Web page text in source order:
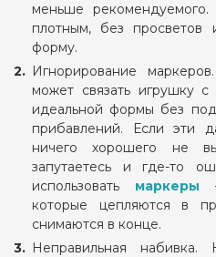
меньше рекомендуемого.
плотным, без
форму.
Игнорирование
может связать игрушку
идеальной формы без
прибавлений. Если эти
ничего хорошего не
запутаетесь и где-то
использовать маркеры
которые цепляются в
снимаются в конце.
Неправильная